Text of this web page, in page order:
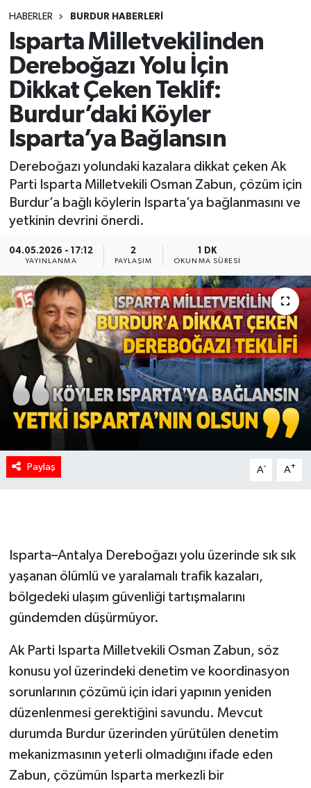
HABERLER BURDUR HABERLERİ
Isparta Milletvekilinden
Dereboğazı Yolu İçin
Dikkat Çeken Teklif:
Burdur’daki Köyler
Isparta’ya Bağlansın
Dereboğazı yolundaki kazalara dikkat çeken Ak
Parti Isparta Milletvekili Osman Zabun, çözüm için
Burdur’a bağlı köylerin Isparta’ya bağlanmasını ve
yetkinin devrini önerdi.
04.05.2026 - 17:12
YAYINLANMA
2
PAYLAŞIM
1 DK
OKUNMA SÜRESI
Paylaş A- A+
Isparta–Antalya Dereboğazı yolu üzerinde sık sık
yaşanan ölümlü ve yaralamalı trafik kazaları,
bölgedeki ulaşım güvenliği tartışmalarını
gündemden düşürmüyor.
Ak Parti Isparta Milletvekili Osman Zabun, söz
konusu yol üzerindeki denetim ve koordinasyon
sorunlarının çözümü için idari yapının yeniden
düzenlenmesi gerektiğini savundu. Mevcut
durumda Burdur üzerinden yürütülen denetim
mekanizmasının yeterli olmadığını ifade eden
Zabun, çözümün Isparta merkezli bir
Spor
Tebrik
Türkiye